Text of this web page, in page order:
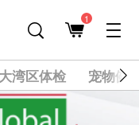
1
大湾区体检 宠物健